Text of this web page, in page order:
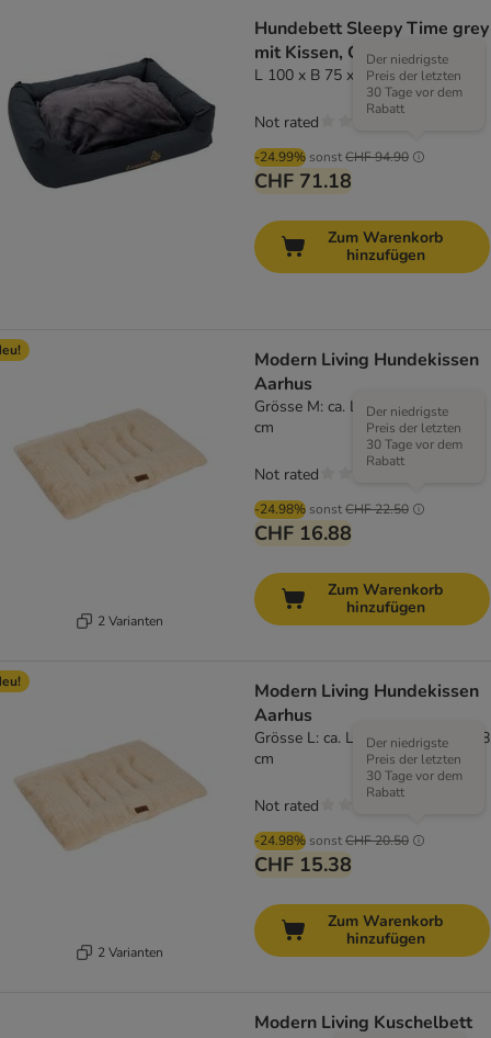
Hundebett Sleepy Time grey
mit Kissen, Grösse M
L 100 x B 75 x H 30 cm
-24.99% sonstCHF 94.90
Der niedrigste
Preis der letzten
30 Tage vor dem
Rabatt
CHF 71.18
Not rated
Zum Warenkorb
hinzufügen
2 Varianten
Modern Living Hundekissen
Aarhus
Grösse M: ca. L 81 x B 61 x H 7
cm
-24.98% sonstCHF 22.50
Der niedrigste
Preis der letzten
30 Tage vor dem
Rabatt
CHF 16.88
Not rated
Zum Warenkorb
hinzufügen
2 Varianten
Modern Living Hundekissen
Aarhus
Grösse L: ca. L 91,5 x B 68,5 x H 8
cm
-24.98% sonstCHF 20.50
Der niedrigste
Preis der letzten
30 Tage vor dem
Rabatt
CHF 15.38
Not rated
Zum Warenkorb
hinzufügen
Modern Living Kuschelbett